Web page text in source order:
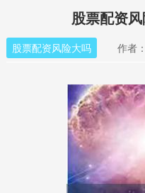
股票配资
股票配资风险大吗 作者